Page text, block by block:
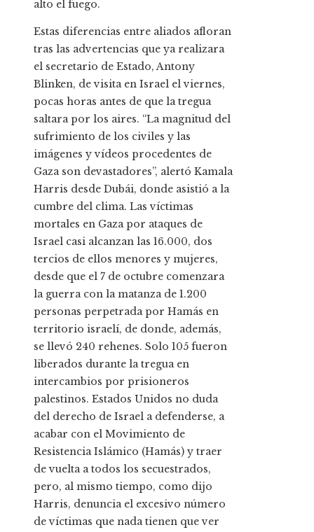
alto el fuego.
Estas diferencias entre aliados afloran
tras las advertencias que ya realizara
el secretario de Estado, Antony
Blinken, de visita en Israel el viernes,
pocas horas antes de que la tregua
saltara por los aires. “La magnitud del
sufrimiento de los civiles y las
imágenes y vídeos procedentes de
Gaza son devastadores”, alertó Kamala
Harris desde Dubái, donde asistió a la
cumbre del clima. Las víctimas
mortales en Gaza por ataques de
Israel casi alcanzan las 16.000, dos
tercios de ellos menores y mujeres,
desde que el 7 de octubre comenzara
la guerra con la matanza de 1.200
personas perpetrada por Hamás en
territorio israelí, de donde, además,
se llevó 240 rehenes. Solo 105 fueron
liberados durante la tregua en
intercambios por prisioneros
palestinos. Estados Unidos no duda
del derecho de Israel a defenderse, a
acabar con el Movimiento de
Resistencia Islámico (Hamás) y traer
de vuelta a todos los secuestrados,
pero, al mismo tiempo, como dijo
Harris, denuncia el excesivo número
de víctimas que nada tienen que ver